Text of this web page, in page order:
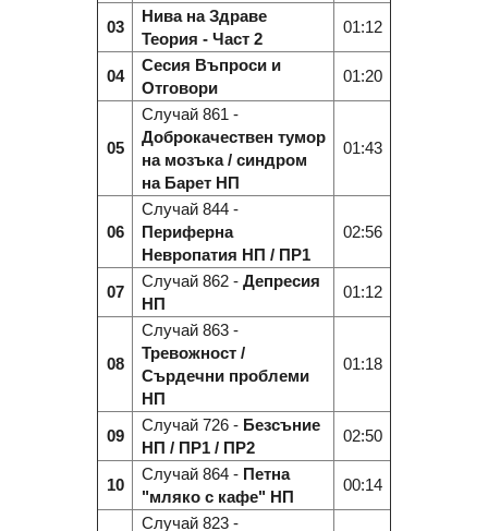
03
Нива на Здраве
Теория - Част 2
01:12
04
Сесия Въпроси и
Отговори
01:20
05
Случай 861 -
Доброкачествен тумор
на мозъка / синдром
на Барет НП
01:43
06
Случай 844 -
Периферна
Невропатия НП / ПР1
02:56
07
Случай 862 -Депресия
НП
01:12
08
Случай 863 -
Тревожност /
Cърдечни проблеми
НП
01:18
09
Случай 726 - Безсъние
НП / ПР1 / ПР2
02:50
10
Случай 864 -Петна
"мляко с кафе" НП
00:14
Случай 823 -